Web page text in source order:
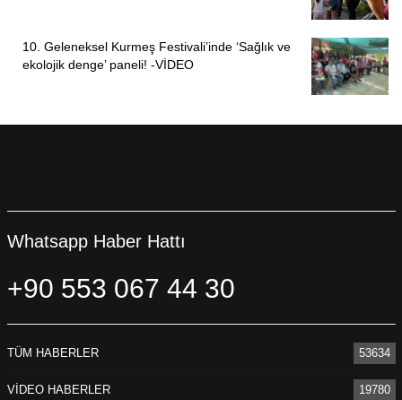
10. Geleneksel Kurmeş Festivali’inde ‘Sağlık ve
ekolojik denge’ paneli! -VİDEO
Whatsapp Haber Hattı
+90 553 067 44 30
TÜM HABERLER 53634
VİDEO HABERLER 19780